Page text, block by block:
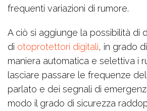
frequenti variazioni di rumore.
A ciò si aggiunge la possibilità di
di otoprotettori digitali, in grado
maniera automatica e selettiva i
lasciare passare le frequenze
parlato e dei segnali di
modo il grado di sicurezza